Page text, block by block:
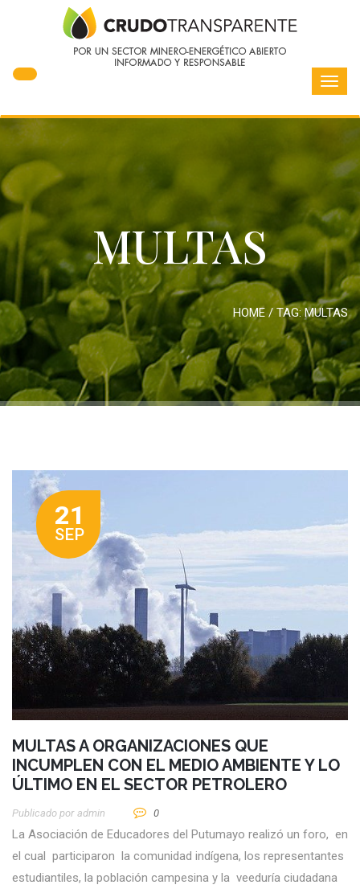
MULTAS
HOME/ TAG:MULTAS
21
SEP
MULTAS A ORGANIZACIONES QUE
INCUMPLEN CON EL MEDIO AMBIENTE Y LO
ÚLTIMO EN EL SECTOR PETROLERO
Publicado por Admin 0
La Asociación de Educadores del Putumayo realizó un foro, en
el cual participaron la comunidad indígena, los representantes
estudiantiles, la población campesina y la veeduría ciudadana